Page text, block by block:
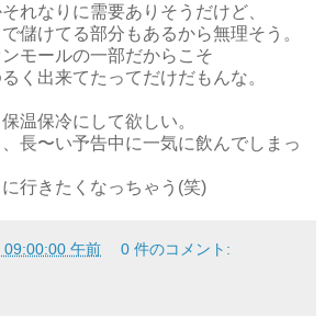
れなりに需要ありそうだけど、
儲けてる部分もあるから無理そう。
モールの一部だからこそ
く出来てたってだけだもんな。
温保冷にして欲しい。
長〜い予告中に一気に飲んでしまっ
行きたくなっちゃう(笑)
09:00:00 午前 0 件のコメント: